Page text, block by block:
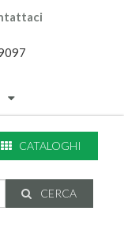
CATALOGHI
CERCA